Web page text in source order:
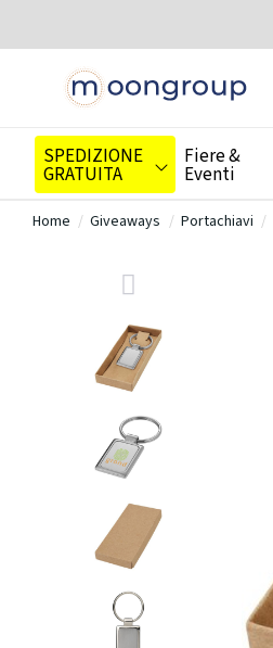
SPEDIZIONE
GRATUITA
Fiere &
Eventi
Home Giveaways Portachiavi